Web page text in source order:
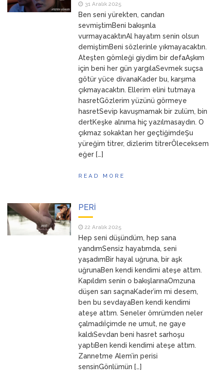
31 Aralık 2025
Ben seni yürekten, candan
sevmiştimBeni bakışınla
vurmayacaktınAl hayatım senin olsun
demiştimBeni sözlerinle yıkmayacaktın.
Ateşten gömleği giydim bir defaAşkım
için beni her gün yargılaSevmek suçsa
götür yüce divanaKader bu, karşıma
çıkmayacaktın. Ellerim elini tutmaya
hasretGözlerim yüzünü görmeye
hasretSevip kavuşmamak bir zulüm, bin
dertKeşke alnıma hiç yazılmasaydın. O
çıkmaz sokaktan her geçtiğimdeŞu
yüreğim titrer, dizlerim titrerÖleceksem
eğer […]
READ MORE
PERİ
22 Aralık 2025
Hep seni düşündüm, hep sana
yandımSensiz hayatımda, seni
yaşadımBir hayal uğruna, bir aşk
uğrunaBen kendi kendimi ateşe attım.
Kapıldım senin o bakışlarınaOmzuna
düşen sarı saçınaKader’im mi desem,
ben bu sevdayaBen kendi kendimi
ateşe attım. Seneler ömrümden neler
çalmadıİçimde ne umut, ne gaye
kaldıSevdan beni hasret sarhoşu
yaptıBen kendi kendimi ateşe attım.
Zannetme Alem’in perisi
sensinGönlümün […]